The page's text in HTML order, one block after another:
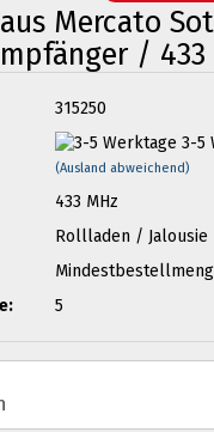
Mercato
/ 433
315250
3-5
(Ausland abweichend)
433 MHz
Rollladen / Jalousie
5